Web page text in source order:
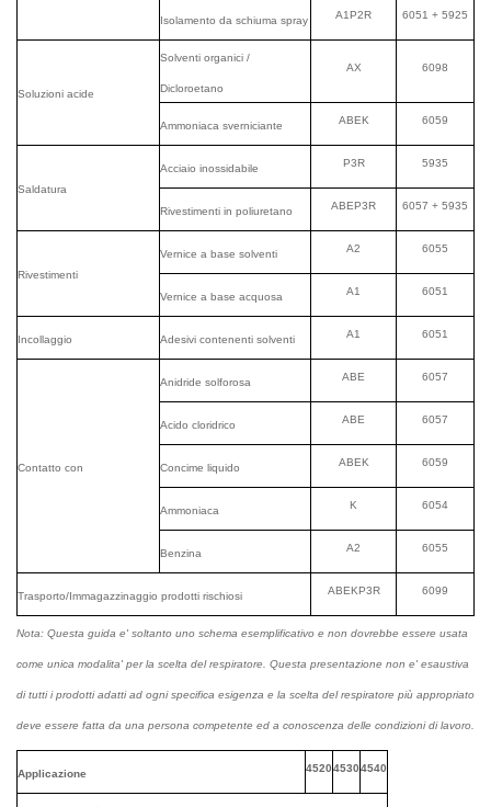
Isolamento da schiuma spray A1P2R 6051 + 5925
Soluzioni acide
Solventi organici /
Dicloroetano
AX 6098
Ammoniaca sverniciante ABEK 6059
Saldatura
Acciaio inossidabile P3R 5935
Rivestimenti in poliuretano ABEP3R 6057 + 5935
Rivestimenti
Vernice a base solventi A2 6055
Vernice a base acquosa A1 6051
Incollaggio Adesivi contenenti solventi A1 6051
Contatto con
Anidride solforosa ABE 6057
Acido cloridrico ABE 6057
Concime liquido ABEK 6059
Ammoniaca K 6054
Benzina A2 6055
Trasporto/Immagazzinaggio prodotti rischiosi ABEKP3R 6099
Nota: Questa guida e' soltanto uno schema esemplificativo e non dovrebbe essere usata
come unica modalita' per la scelta del respiratore. Questa presentazione non e' esaustiva
di tutti i prodotti adatti ad ogni specifica esigenza e la scelta del respiratore più appropriato
deve essere fatta da una persona competente ed a conoscenza delle condizioni di lavoro.
Applicazione 452045304540